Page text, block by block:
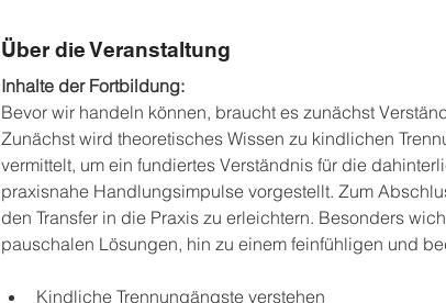
Über die Veranstaltung
Inhalte der Fortbildung:
Bevor wir handeln können, braucht es zunächst
Zunächst wird theoretisches Wissen zu kindlichen
vermittelt, um ein fundiertes Verständnis für die
praxisnahe Handlungsimpulse vorgestellt. Zum
den Transfer in die Praxis zu erleichtern. Besonders
pauschalen Lösungen, hin zu einem feinfühligen und
Kindliche Trennungängste verstehen